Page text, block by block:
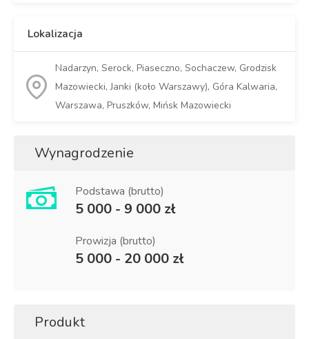
Lokalizacja
Nadarzyn, Serock, Piaseczno, Sochaczew, Grodzisk
Mazowiecki, Janki (koło Warszawy), Góra Kalwaria,
Warszawa, Pruszków, Mińsk Mazowiecki
Wynagrodzenie
Podstawa (brutto)
5 000 - 9 000 zł
Prowizja (brutto)
5 000 - 20 000 zł
Produkt